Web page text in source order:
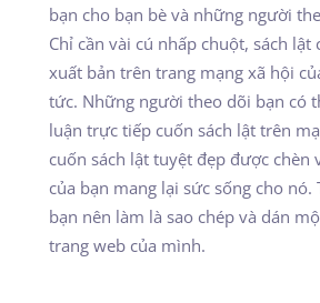
bạn cho bạn bè và những người
Chỉ cần vài cú nhấp chuột, sách lật
xuất bản trên trang mạng xã hội
tức. Những người theo dõi bạn có
luận trực tiếp cuốn sách lật trên
cuốn sách lật tuyệt đẹp được chèn
của bạn mang lại sức sống cho nó.
bạn nên làm là sao chép và dán
trang web của mình.